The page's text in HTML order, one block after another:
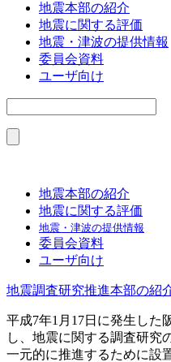
地震本部の紹介
地震に関する評価
地震・津波の提供情報
委員会資料
ユーザ向け
地震本部の紹介
地震に関する評価
地震・津波の提供情報
委員会資料
ユーザ向け
地震調査研究推進本部の紹
平成7年1月17日に発生した
し、地震に関する調査研究
一元的に推進するために設